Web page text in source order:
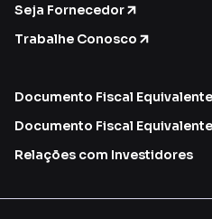
Seja Fornecedor
Trabalhe Conosco
Documento Fiscal
Documento Fiscal
Relações com Investidores